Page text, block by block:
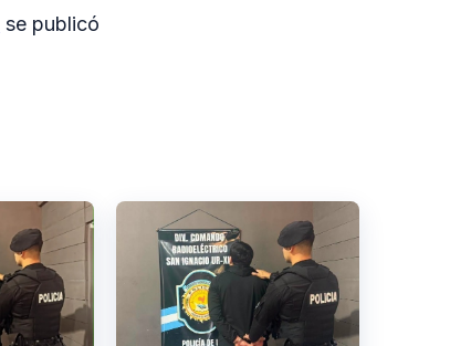
se publicó